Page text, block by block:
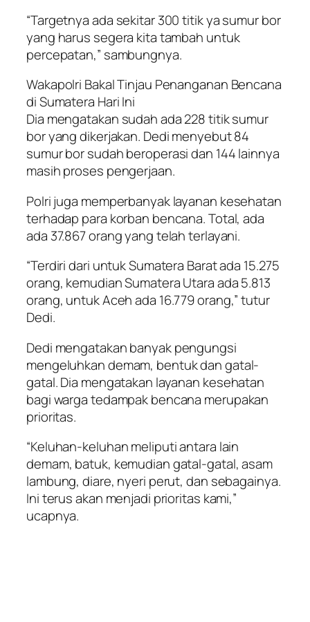
“Targetnya ada sekitar 300 titik ya sumur bor
yang harus segera kita tambah untuk
percepatan,” sambungnya.
Wakapolri Bakal Tinjau Penanganan Bencana
di Sumatera Hari Ini
Dia mengatakan sudah ada 228 titik sumur
bor yang dikerjakan. Dedi menyebut 84
sumur bor sudah beroperasi dan 144 lainnya
masih proses pengerjaan.
Polri juga memperbanyak layanan kesehatan
terhadap para korban bencana. Total, ada
ada 37.867 orang yang telah terlayani.
“Terdiri dari untuk Sumatera Barat ada 15.275
orang, kemudian Sumatera Utara ada 5.813
orang, untuk Aceh ada 16.779 orang,” tutur
Dedi.
Dedi mengatakan banyak pengungsi
mengeluhkan demam, bentuk dan gatal-
gatal. Dia mengatakan layanan kesehatan
bagi warga tedampak bencana merupakan
prioritas.
“Keluhan-keluhan meliputi antara lain
demam, batuk, kemudian gatal-gatal, asam
lambung, diare, nyeri perut, dan sebagainya.
Ini terus akan menjadi prioritas kami,”
ucapnya.